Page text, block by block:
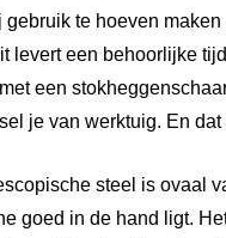
gebruik te hoeven
levert een behoorlijke
een
je van werktuig. En
steel is ovaal
goed in de hand ligt.